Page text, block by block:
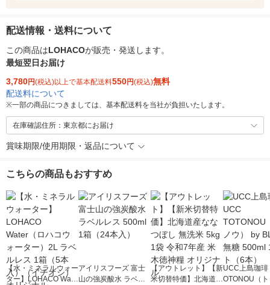
配送情報・送料について
この商品はLOHACOが販売・発送します。
最短翌日お届け
3,780円(税込)以上で基本配送料550円(税込)無料
配送料について
※一部の商品につきましては、基本配送料を当社が負担いたします。
在庫確認住所：東京都にお届け
賞味期限/使用期限・返品について
こちらの商品もおすすめ
【水・ミネラルウォー
ター】LOHACO Wate
アイリスフーズ 富士
山の強炭酸水 ラベル
【アウトレット】【新
米切替特価】北海道産
UCC上島珈琲
OTONOU（